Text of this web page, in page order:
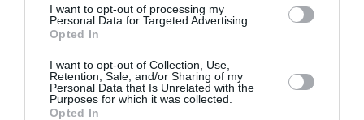
I want to opt-out of processing my
Personal Data for Targeted Advertising.
Opted In
I want to opt-out of Collection, Use,
Retention, Sale, and/or Sharing of my
Personal Data that Is Unrelated with the
Purposes for which it was collected.
Opted In
Aviationa commenté l'article :
Partenariat Malaysia Airlines – SNCF : une offre
NDRa commenté l'article :